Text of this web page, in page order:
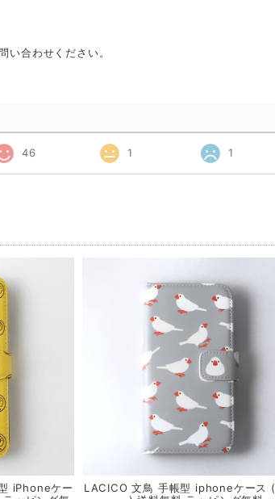
合わせください。
46 1 1
iPhoneケー
LACICO 文鳥 手帳型 iphoneケース